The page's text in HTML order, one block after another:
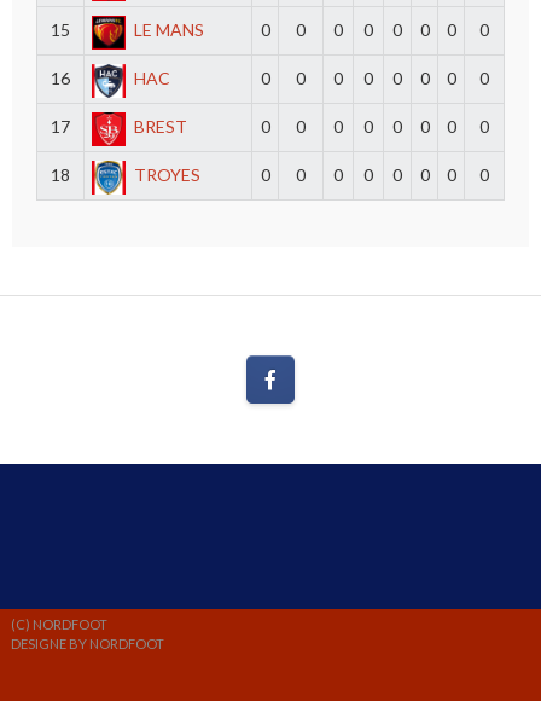
15 LE MANS 0 0 0 0 0 0 0 0
16 HAC 0 0 0 0 0 0 0 0
17 BREST 0 0 0 0 0 0 0 0
18 TROYES 0 0 0 0 0 0 0 0
(C) NORDFOOT
DESIGNE BY NORDFOOT